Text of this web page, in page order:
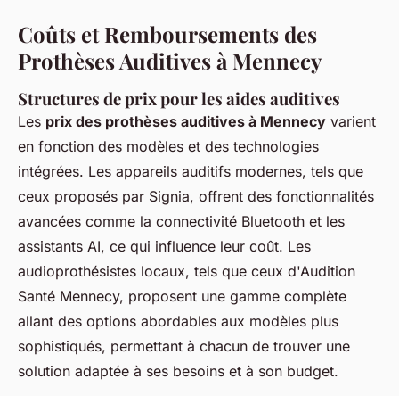
Coûts et Remboursements des
Prothèses Auditives à Mennecy
Structures de prix pour les aides auditives
Les prix des prothèses auditives à Mennecy varient
en fonction des modèles et des technologies
intégrées. Les appareils auditifs modernes, tels que
ceux proposés par Signia, offrent des fonctionnalités
avancées comme la connectivité Bluetooth et les
assistants AI, ce qui influence leur coût. Les
audioprothésistes locaux, tels que ceux d'Audition
Santé Mennecy, proposent une gamme complète
allant des options abordables aux modèles plus
sophistiqués, permettant à chacun de trouver une
solution adaptée à ses besoins et à son budget.